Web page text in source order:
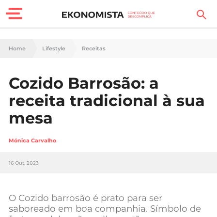
Finanças Pessoais
Carreira
Casa
Lifestyle
Sociedade
Negócios
Home Lifestyle Receitas
Cozido Barrosão: a
receita tradicional à sua
mesa
Mónica Carvalho
16 Out, 2023
O Cozido barrosão é prato para ser
saboreado em boa companhia. Símbolo de